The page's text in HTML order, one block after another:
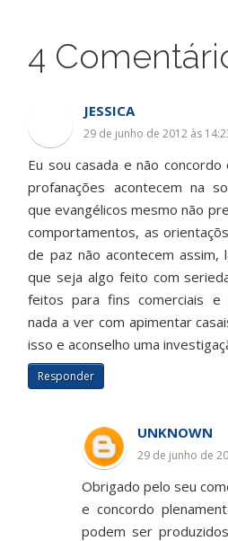
4
JESSICA
29 de junho de 2012 às
Eu sou casada e não
profanações acontecem na
que evangélicos mesmo não
comportamentos, as
de paz não acontecem assim,
que seja algo feito com
feitos para fins comerciais e
nada a ver com apimentar
isso e aconselho uma
Responder
UNKNOWN
29 de junho de
Obrigado pelo seu
e concordo
podem ser